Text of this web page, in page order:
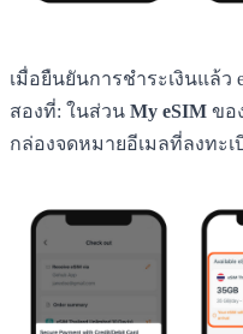
เมื่อยืนยันการชำระเงินแล้
สองที่: ในส่วน My eSIM ขอ
กล่องจดหมายอีเมลที่ลงทะ